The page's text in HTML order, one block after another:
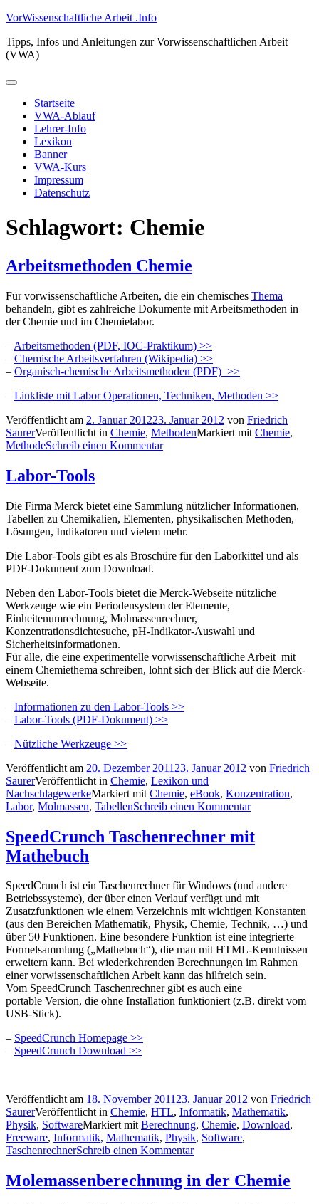
Zum
springen
VorWissenschaftliche Arbeit .Info
Tipps, Infos und Anleitungen zur Vorwissenschaftlichen Arbeit
(VWA)
Primäres
Startseite
VWA-Ablauf
Lehrer-Info
Lexikon
Banner
VWA-Kurs
Impressum
Datenschutz
Schlagwort: Chemie
Arbeitsmethoden Chemie
Für vorwissenschaftliche Arbeiten, die ein chemisches Thema
behandeln, gibt es zahlreiche Dokumente mit Arbeitsmethoden in
der Chemie und im Chemielabor.
– Arbeitsmethoden (PDF, IOC-Praktikum) >>
– Chemische Arbeitsverfahren (Wikipedia) >>
– Organisch-chemische Arbeitsmethoden (PDF) >>
– Linkliste mit Labor Operationen, Techniken, Methoden >>
Veröffentlicht am 2. Januar 201223. Januar 2012 von Friedrich
SaurerVeröffentlicht in Chemie, MethodenMarkiert mit Chemie,
MethodeSchreib einen Kommentar
Labor-Tools
Die Firma Merck bietet eine Sammlung nützlicher Informationen,
Tabellen zu Chemikalien, Elementen, physikalischen Methoden,
Lösungen, Indikatoren und vielem mehr.
Die Labor-Tools gibt es als Broschüre für den Laborkittel und als
PDF-Dokument zum Download.
Neben den Labor-Tools bietet die Merck-Webseite nützliche
Werkzeuge wie ein Periodensystem der Elemente,
Einheitenumrechnung, Molmassenrechner,
Konzentrationsdichtesuche, pH-Indikator-Auswahl und
Sicherheitsinformationen.
Für alle, die eine experimentelle vorwissenschaftliche Arbeit mit
einem Chemiethema schreiben, lohnt sich der Blick auf die Merck-
Webseite.
– Informationen zu den Labor-Tools >>
– Labor-Tools (PDF-Dokument) >>
– Nützliche Werkzeuge >>
Veröffentlicht am 20. Dezember 2011 23. Januar 2012 von Friedrich
SaurerVeröffentlicht in Chemie, Lexikon und
NachschlagewerkeMarkiert mit Chemie, eBook, Konzentration,
Labor, Molmassen, TabellenSchreib einen Kommentar
SpeedCrunch Taschenrechner mit
Mathebuch
SpeedCrunch ist ein Taschenrechner für Windows (und andere
Betriebssysteme), der über einen Verlauf verfügt und mit
Zusatzfunktionen wie einem Verzeichnis mit wichtigen Konstanten
(aus den Bereichen Mathematik, Physik, Chemie, Technik, …) und
über 50 Funktionen. Eine besondere Funktion ist eine integrierte
Formelsammlung („Mathebuch“), die man mit HTML-Kenntnissen
erweitern kann. Bei wiederkehrenden Berechnungen im Rahmen
einer vorwissenschaftlichen Arbeit kann das hilfreich sein.
Vom SpeedCrunch Taschenrechner gibt es auch eine
portable Version, die ohne Installation funktioniert (z.B. direkt vom
USB-Stick).
– SpeedCrunch Homepage >>
– SpeedCrunch Download >>
Veröffentlicht am 18. November 201123. Januar 2012 von Friedrich
SaurerVeröffentlicht in Chemie, HTL, Informatik, Mathematik,
Physik, SoftwareMarkiert mitBerechnung, Chemie, Download,
Freeware, Informatik, Mathematik, Physik, Software,
TaschenrechnerSchreib einen Kommentar
Molemassenberechnung in der Chemie